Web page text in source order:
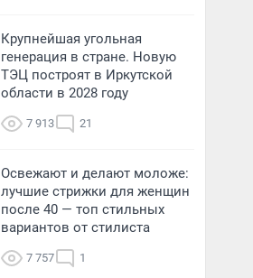
Крупнейшая угольная
генерация в стране. Новую
ТЭЦ построят в Иркутской
области в 2028 году
7 913 21
Освежают и делают моложе:
лучшие стрижки для женщин
после 40 — топ стильных
вариантов от стилиста
7 757 1